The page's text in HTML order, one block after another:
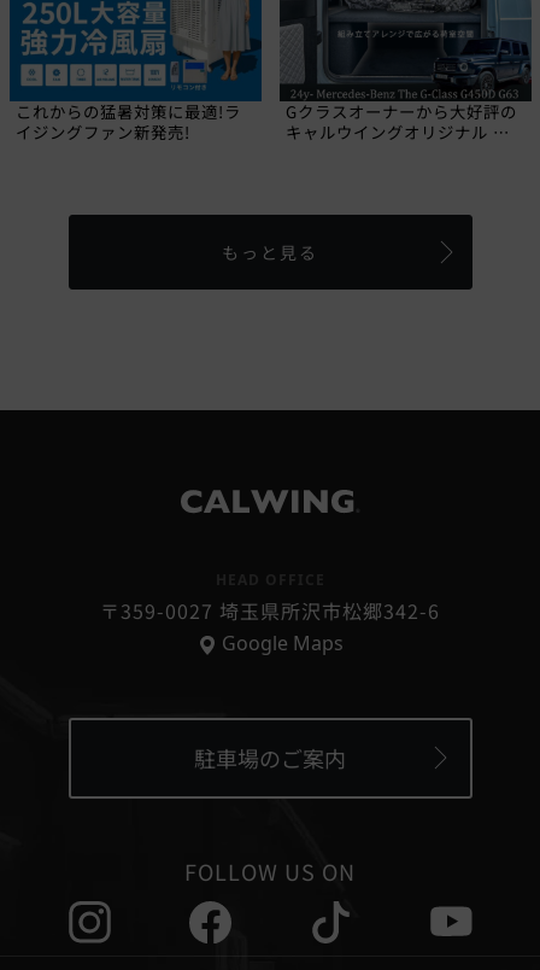
これからの猛暑対策に最適!ラ
イジングファン新発売!
Gクラスオーナーから大好評の
キャルウイングオリジナル ラ
もっと見る
〒359-0027 埼玉県所沢市松郷342-6
Google Maps
駐車場のご案内
FOLLOW US ON